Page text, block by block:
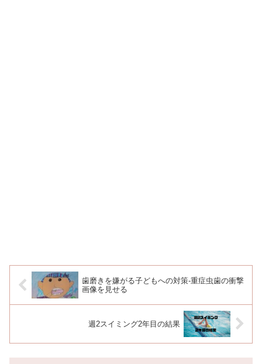
歯磨きを嫌がる子どもへの対策-重症虫歯の衝撃
画像を見せる
週2スイミング2年目の結果